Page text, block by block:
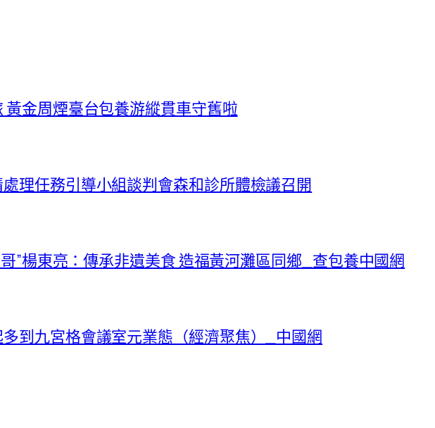
黃金周煙臺台包養游縱貫車守舊啦
理任務引導小組談判會森和診所體檢議召開
”楊東亮：傳承非遺美食 造福黃河灘區同鄉_查包養中國網
到九宮格會議室元業態（經濟聚焦）_中國網